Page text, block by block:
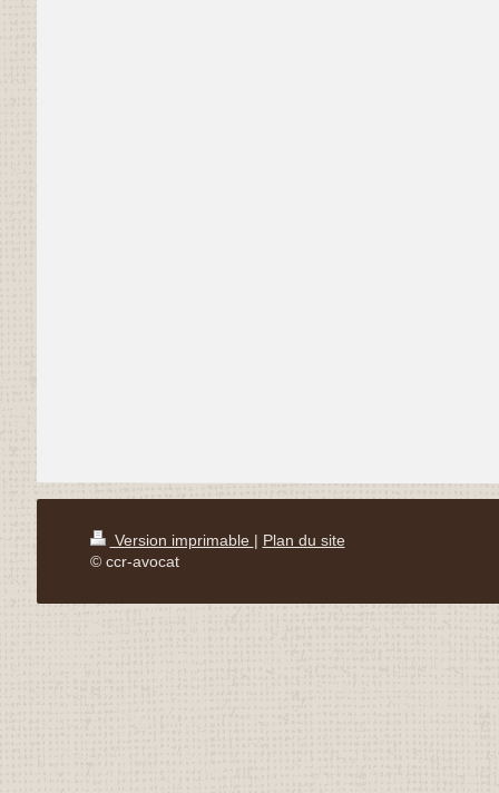
Version imprimable | Plan du site
© ccr-avocat